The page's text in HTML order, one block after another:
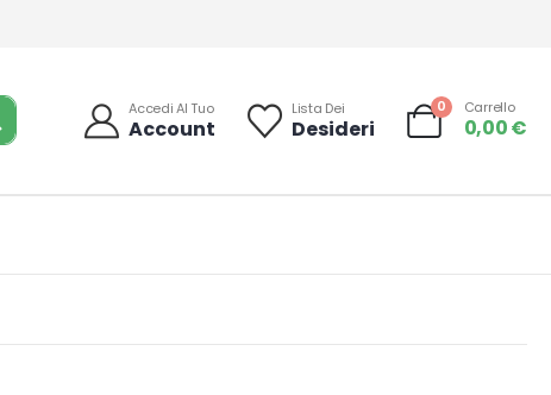
Accedi Al Tuo
Account
Lista Dei
Desideri
0 Carrello
0,00€